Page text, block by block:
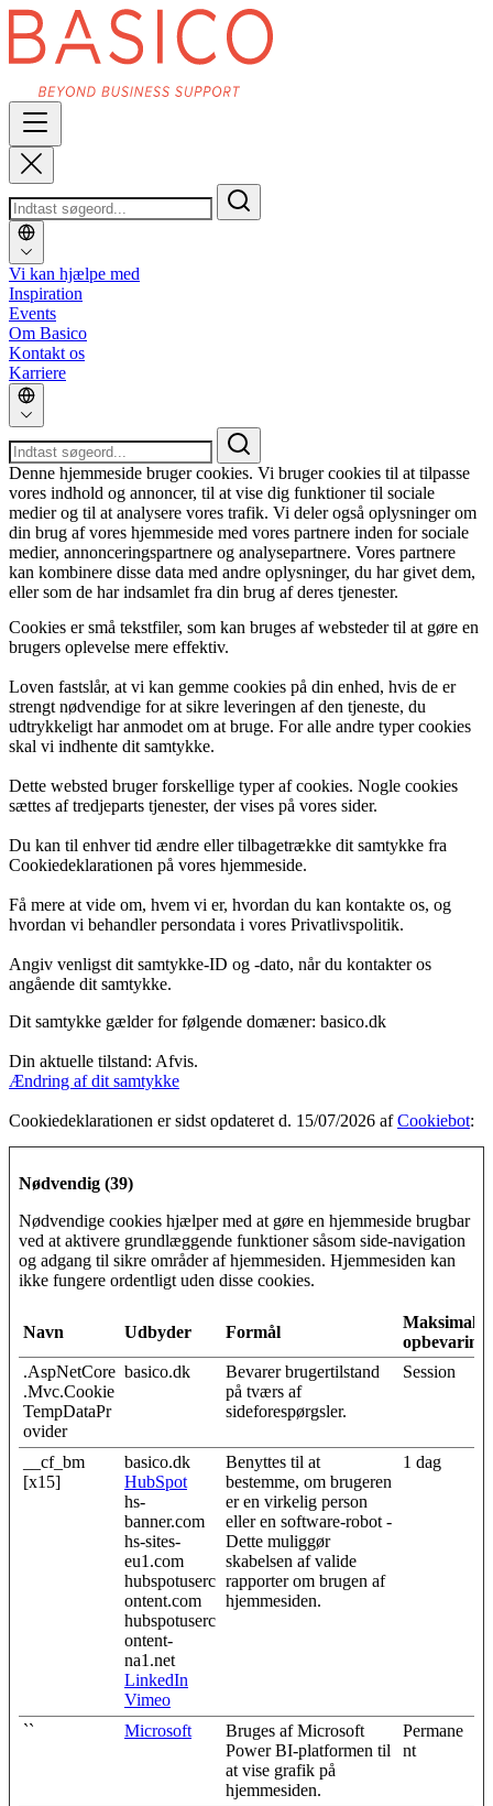
Vi kan hjælpe med
Inspiration
Events
Om Basico
Kontakt os
Karriere
Denne hjemmeside bruger cookies. Vi bruger cookies til at tilpasse
vores indhold og annoncer, til at vise dig funktioner til sociale
medier og til at analysere vores trafik. Vi deler også oplysninger om
din brug af vores hjemmeside med vores partnere inden for sociale
medier, annonceringspartnere og analysepartnere. Vores partnere
kan kombinere disse data med andre oplysninger, du har givet dem,
eller som de har indsamlet fra din brug af deres tjenester.
Cookies er små tekstfiler, som kan bruges af websteder til at gøre en
brugers oplevelse mere effektiv.
Loven fastslår, at vi kan gemme cookies på din enhed, hvis de er
strengt nødvendige for at sikre leveringen af den tjeneste, du
udtrykkeligt har anmodet om at bruge. For alle andre typer cookies
skal vi indhente dit samtykke.
Dette websted bruger forskellige typer af cookies. Nogle cookies
sættes af tredjeparts tjenester, der vises på vores sider.
Du kan til enhver tid ændre eller tilbagetrække dit samtykke fra
Cookiedeklarationen på vores hjemmeside.
Få mere at vide om, hvem vi er, hvordan du kan kontakte os, og
hvordan vi behandler persondata i vores Privatlivspolitik.
Angiv venligst dit samtykke-ID og -dato, når du kontakter os
angående dit samtykke.
Dit samtykke gælder for følgende domæner: basico.dk
Din aktuelle tilstand: Afvis.
Ændring af dit samtykke
Cookiedeklarationen er sidst opdateret d. 15/07/2026 afCookiebot:
Nødvendig (39)
Nødvendige cookies hjælper med at gøre en hjemmeside brugbar
ved at aktivere grundlæggende funktioner såsom side-navigation
og adgang til sikre områder af hjemmesiden. Hjemmesiden kan
ikke fungere ordentligt uden disse cookies.
Navn Udbyder Formål
Maksimal
.AspNetCore
.Mvc.Cookie
TempDataPr
ovider
basico.dk
Bevarer brugertilstand
på tværs af
sideforespørgsler.
Session
__cf_bm
[x15]
basico.dk
HubSpot
hs-
banner.com
hs-sites-
eu1.com
hubspotuserc
ontent.com
hubspotuserc
ontent-
na1.net
LinkedIn
Vimeo
Benyttes til at
bestemme, om brugeren
er en virkelig person
eller en software-robot -
Dette muliggør
skabelsen af valide
rapporter om brugen af
hjemmesiden.
1 dag
`` Microsoft
Bruges af Microsoft
Power BI-platformen til
at vise grafik på
hjemmesiden.
Permane
nt